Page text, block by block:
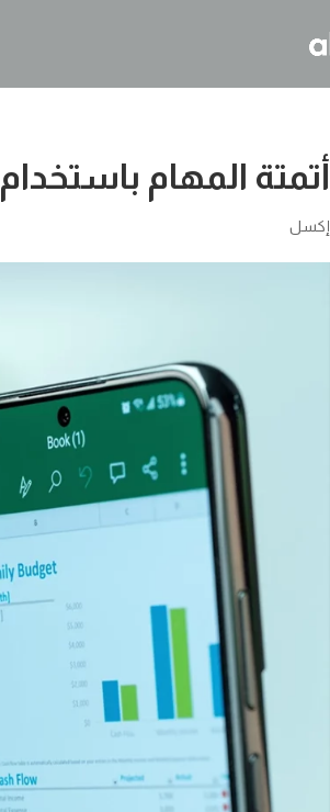
أتمتة المهام
إكسل